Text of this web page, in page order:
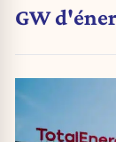
GW